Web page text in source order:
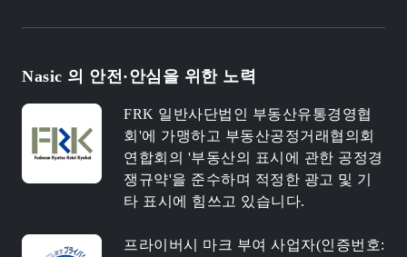
Nasic 의 안전·안심을 위한 노력
FRK 일반사단법인 부동산유통경영협
회'에 가맹하고 부동산공정거래협의회
연합회의 '부동산의 표시에 관한 공정경
쟁규약'을 준수하며 적정한 광고 및 기
타 표시에 힘쓰고 있습니다.
프라이버시 마크 부여 사업자(인증번호: